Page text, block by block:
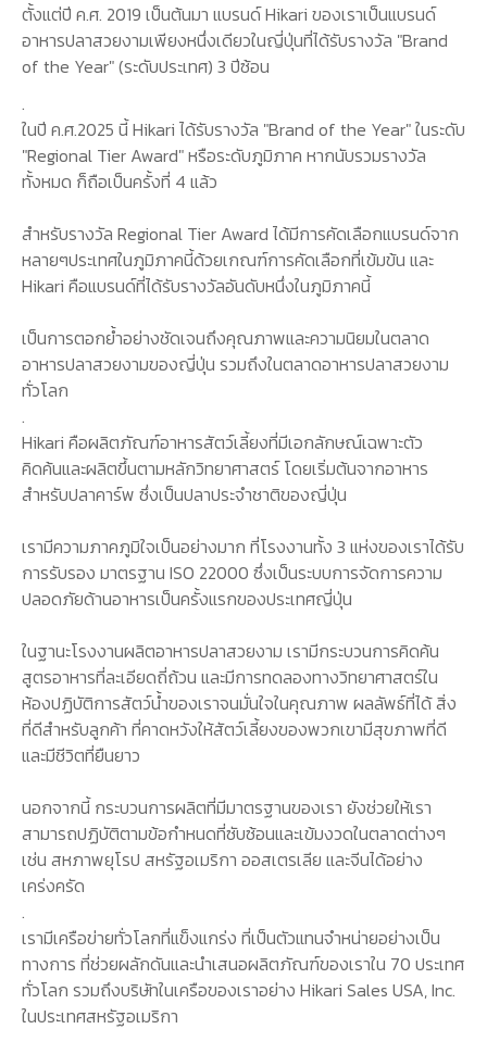
ตั้งแต่ปี ค.ศ. 2019 เป็นต้นมา แบรนด์ Hikari ของเราเป็นแบรนด์
อาหารปลาสวยงามเพียงหนึ่งเดียวในญี่ปุ่นที่ได้รับรางวัล "Brand
of the Year" (ระดับประเทศ) 3 ปีซ้อน
.
ในปี ค.ศ.2025 นี้ Hikari ได้รับรางวัล "Brand of the Year" ในระดับ
"Regional Tier Award" หรือระดับภูมิภาค หากนับรวมรางวัล
ทั้งหมด ก็ถือเป็นครั้งที่ 4 แล้ว
สำหรับรางวัล Regional Tier Award ได้มีการคัดเลือกแบรนด์จาก
หลายๆประเทศในภูมิภาคนี้ด้วยเกณฑ์การคัดเลือกที่เข้มข้น และ
Hikari คือแบรนด์ที่ได้รับรางวัลอันดับหนึ่งในภูมิภาคนี้
เป็นการตอกย้ำอย่างชัดเจนถึงคุณภาพและความนิยมในตลาด
อาหารปลาสวยงามของญี่ปุ่น รวมถึงในตลาดอาหารปลาสวยงาม
ทั่วโลก
.
Hikari คือผลิตภัณฑ์อาหารสัตว์เลี้ยงที่มีเอกลักษณ์เฉพาะตัว
คิดค้นและผลิตขึ้นตามหลักวิทยาศาสตร์ โดยเริ่มต้นจากอาหาร
สำหรับปลาคาร์พ ซึ่งเป็นปลาประจำชาติของญี่ปุ่น
เรามีความภาคภูมิใจเป็นอย่างมาก ที่โรงงานทั้ง 3 แห่งของเราได้รับ
การรับรอง มาตรฐาน ISO 22000 ซึ่งเป็นระบบการจัดการความ
ปลอดภัยด้านอาหารเป็นครั้งแรกของประเทศญี่ปุ่น
ในฐานะโรงงานผลิตอาหารปลาสวยงาม เรามีกระบวนการคิดค้น
สูตรอาหารที่ละเอียดถี่ถ้วน และมีการทดลองทางวิทยาศาสตร์ใน
ห้องปฏิบัติการสัตว์น้ำของเราจนมั่นใจในคุณภาพ ผลลัพธ์ที่ได้ สิ่ง
ที่ดีสำหรับลูกค้า ที่คาดหวังให้สัตว์เลี้ยงของพวกเขามีสุขภาพที่ดี
และมีชีวิตที่ยืนยาว
นอกจากนี้ กระบวนการผลิตที่มีมาตรฐานของเรา ยังช่วยให้เรา
สามารถปฏิบัติตามข้อกำหนดที่ซับซ้อนและเข้มงวดในตลาดต่างๆ
เช่น สหภาพยุโรป สหรัฐอเมริกา ออสเตรเลีย และจีนได้อย่าง
เคร่งครัด
.
เรามีเครือข่ายทั่วโลกที่แข็งแกร่ง ที่เป็นตัวแทนจำหน่ายอย่างเป็น
ทางการ ที่ช่วยผลักดันและนำเสนอผลิตภัณฑ์ของเราใน 70 ประเทศ
ทั่วโลก รวมถึงบริษัทในเครือของเราอย่าง Hikari Sales USA, Inc.
ในประเทศสหรัฐอเมริกา